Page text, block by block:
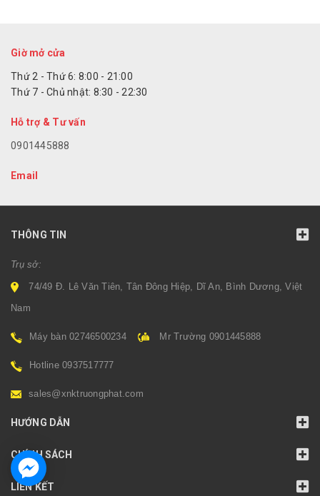
Giờ mở cửa
Thứ 2 - Thứ 6: 8:00 - 21:00
Thứ 7 - Chủ nhật: 8:30 - 22:30
Hỗ trợ & Tư vấn
0901445888
Email
THÔNG TIN
Trụ sở:
74/49 Đ. Lê Văn Tiên, Tân Đông Hiệp, Dĩ An, Bình Dương, Việt
Nam
Máy bàn 02746500234 Mr Trường 0901445888
Hotline 0937517777
sales@xnktruongphat.com
HƯỚNG DẪN
CHÍNH SÁCH
LIÊN KẾT